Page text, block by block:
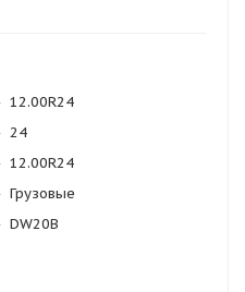
12.00R24
24
12.00R24
Грузовые
DW20B